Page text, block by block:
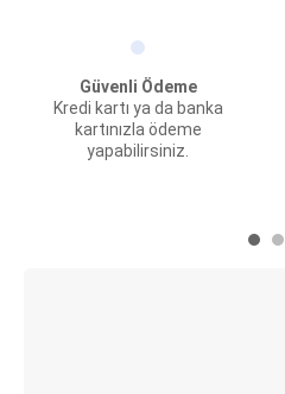
Güvenli Ödeme
Kredi kartı ya da banka
kartınızla ödeme
yapabilirsiniz.